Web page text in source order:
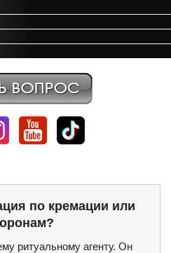
по кремации или
ритуальному агенту. Он